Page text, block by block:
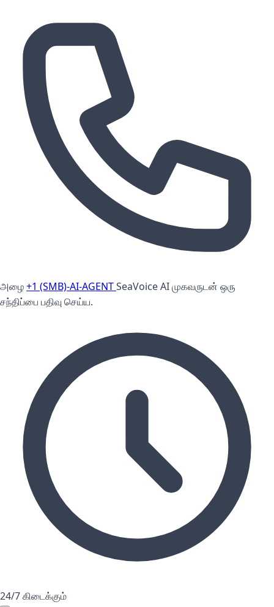
அழை+1 (SMB)-AI-AGENTSeaVoice AI முகவருடன் ஒரு
சந்திப்பை பதிவு செய்ய.
24/7 கிடைக்கும்